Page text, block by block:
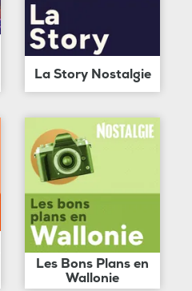
La Story Nostalgie
Les Bons Plans en
Wallonie